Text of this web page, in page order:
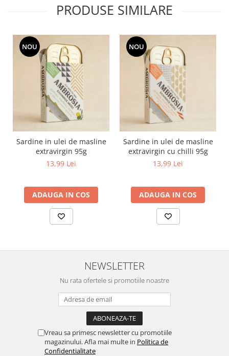
PRODUSE SIMILARE
NOU
Sardine in ulei de masline
extravirgin 95g
13,99 Lei
ADAUGA IN COS
NOU
Sardine in ulei de masline
extravirgin cu chilli 95g
13,99 Lei
ADAUGA IN COS
NEWSLETTER
Nu rata ofertele si promotiile noastre
Vreau sa primesc newsletter cu promotiile
magazinului. Afla mai multe in Politica de
Confidentialitate